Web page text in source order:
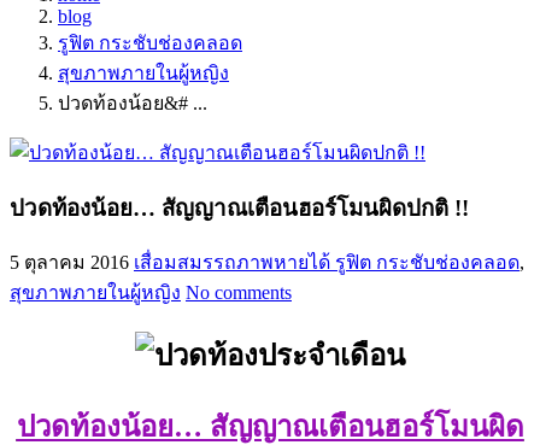
blog
รูฟิต กระชับช่องคลอด
สุขภาพภายในผู้หญิง
ปวดท้องน้อย&# ...
ปวดท้องน้อย… สัญญาณเตือนฮอร์โมนผิดปกติ !!
5 ตุลาคม 2016 เสื่อมสมรรถภาพหายได้ รูฟิต กระชับช่องคลอด,
สุขภาพภายในผู้หญิง No comments
ปวดท้องน้อย… สัญญาณเตือนฮอร์โมนผิด